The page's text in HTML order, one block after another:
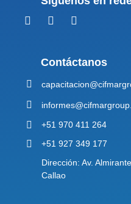
Contáctanos
+51 970 411 264
+51 927 349 177
Dirección: Av.
Callao